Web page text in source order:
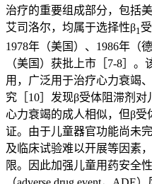
治疗的重要组成部分，包括
艾司洛尔，均属于选择性β1
1978年（美国）、1986年（
（美国）获批上市［7-8］
用，广泛用于治疗心力衰竭
究［10］发现β受体阻滞剂
心力衰竭的成人相似，但β
证。由于儿童器官功能尚未
及临床试验难以开展等因素
限。因此加强儿童用药安全